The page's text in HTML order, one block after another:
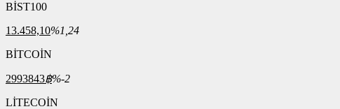
BİST100
13.458,10%1,24
BİTCOİN
2993843฿%-2
LİTECOİN